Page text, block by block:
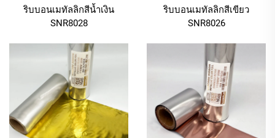
กล่องหรู ริบบิ้นสีเมทัลลิกก็มอบภาพลักษณ์ที่ดูเหนือระดับ
1.2 สูตรเรซินทนทานเพื่ออายุการใช้งานที่ยาวนาน
ความทนทานเป็นสิ่งสำคัญสำหรับวัสดุการพิมพ์ โดย
เฉพาะอย่างยิ่งวัสดุที่ต้องสัมผัสหรือจัดส่ง การใช้ริบบอนสี
เมทัลลิกที่มีส่วนผสมของเรซินคุณภาพสูงทำให้มีความ
ทนทานต่อการขีดข่วนและการเสียดสีได้อย่างยอดเยี่ยม
ริบบอนเมทัลลิกสีน้ำเงิน
SNR8028
ริบบอนเมทัลลิกสีเขียว
SNR8026